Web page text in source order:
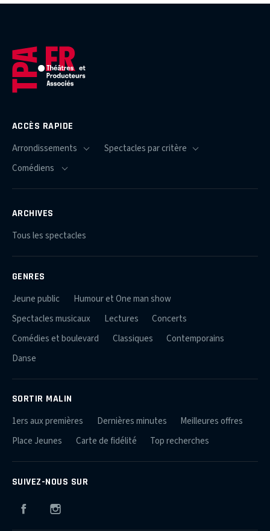
ACCÈS RAPIDE
ARCHIVES
Tous les spectacles
GENRES
Jeune public
Humour et One man show
Spectacles musicaux
Lectures
Concerts
Comédies et boulevard
Classiques
Contemporains
Danse
SORTIR MALIN
1ers aux premières Dernières minutes
Meilleures offres
Place Jeunes
Carte de fidélité Top recherches
SUIVEZ-NOUS SUR
Facebook